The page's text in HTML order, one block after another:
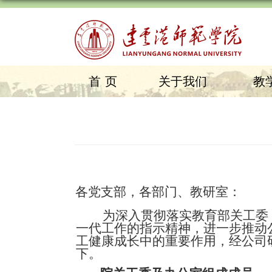
首页 关于我们 教
各党支部，各部门、教研室：
为深入贯彻落实教育部关工
一代工作的指示精神，进一步推
工健康成长中的重要作用，经公司
下。